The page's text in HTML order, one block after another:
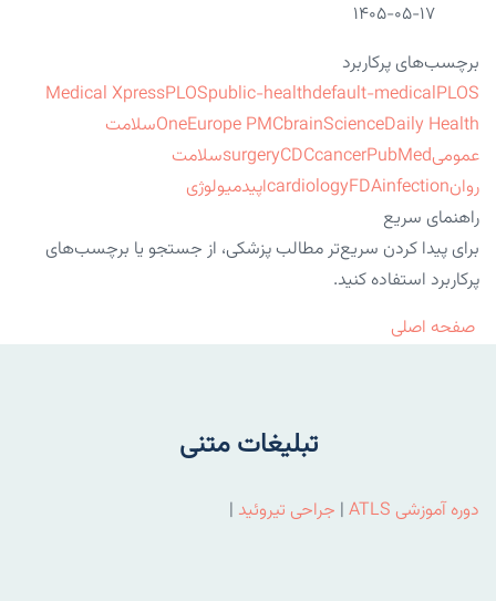
۱۴۰۵-۰۵-۱۷
برچسب‌های پرکاربرد
Medical XpressPLOSpublic-healthdefault-medicalPLOS
OneEurope PMCbrainScienceDaily Health
سلامت
عمومی
surgeryCDCcancerPubMed
سلامت
روان
cardiologyFDAinfection
اپیدمیولوژی
راهنمای سریع
برای پیدا کردن سریع‌تر مطالب پزشکی، از جستجو یا برچسب‌های
پرکاربرد استفاده کنید.
صفحه اصلی
تبلیغات متنی
دوره آموزشی ATLS | جراحی تیروئید |